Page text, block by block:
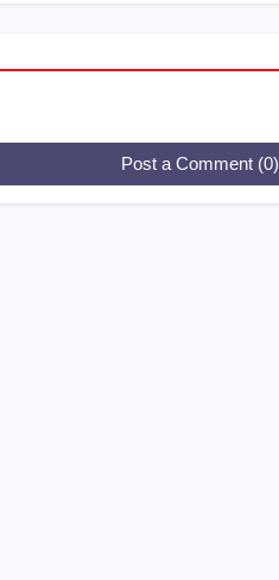
Post a Comment (0)